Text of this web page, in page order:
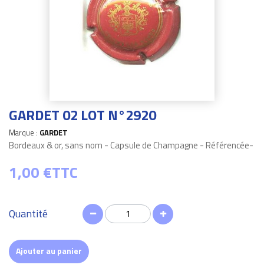
GARDET 02 LOT N°2920
Marque : GARDET
Bordeaux & or, sans nom - Capsule de Champagne - Référencée-
1,00 €TTC
Quantité
Ajouter au panier